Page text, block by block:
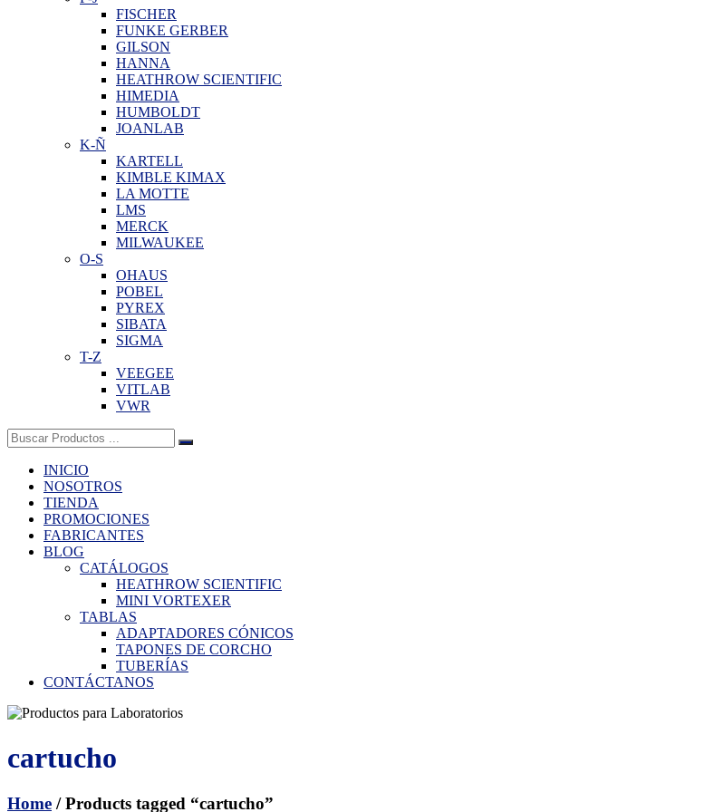
FISCHER
FUNKE GERBER
GILSON
HANNA
HEATHROW SCIENTIFIC
HIMEDIA
HUMBOLDT
JOANLAB
K-Ñ
KARTELL
KIMBLE KIMAX
LA MOTTE
LMS
MERCK
MILWAUKEE
O-S
OHAUS
POBEL
PYREX
SIBATA
SIGMA
T-Z
VEEGEE
VITLAB
VWR
Buscar:
INICIO
NOSOTROS
TIENDA
PROMOCIONES
FABRICANTES
BLOG
CATÁLOGOS
HEATHROW SCIENTIFIC
MINI VORTEXER
TABLAS
ADAPTADORES CÓNICOS
TAPONES DE CORCHO
TUBERÍAS
CONTÁCTANOS
cartucho
Home / Products tagged “cartucho”